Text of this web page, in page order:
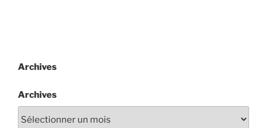
Archives
Archives